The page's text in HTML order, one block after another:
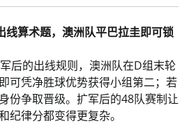
线算术题，澳洲队平巴拉圭即可锁
后的出线规则，澳洲队在D组末轮
可凭净胜球优势获得小组第二；若
份争取晋级。扩军后的48队赛制让
纪律分都变得更复杂。